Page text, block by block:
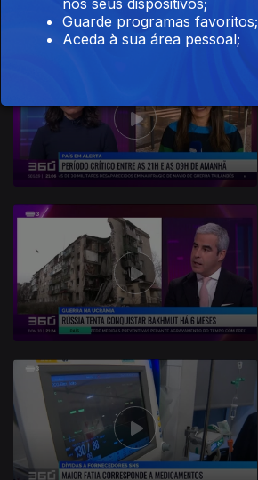
Guarde programas favoritos;
Aceda à sua área pessoal;